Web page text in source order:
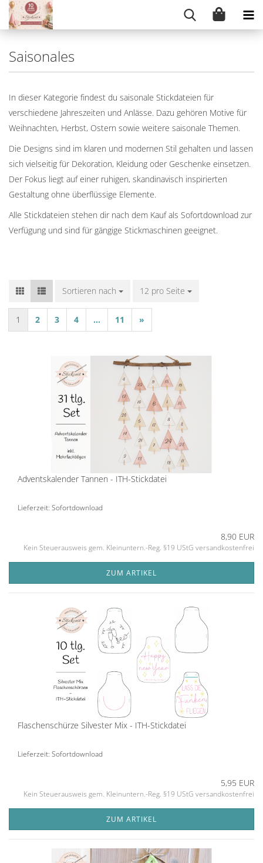
Saisonales
In dieser Kategorie findest du saisonale Stickdateien für
verschiedene Jahreszeiten und Anlässe. Dazu gehören Motive für
Weihnachten, Herbst, Ostern sowie weitere saisonale Themen.
Die Designs sind im klaren und modernen Stil gehalten und lassen
sich vielseitig für Dekoration, Kleidung oder Geschenke einsetzen.
Der Fokus liegt auf einer ruhigen, skandinavisch inspirierten
Gestaltung ohne überflüssige Elemente.
Alle Stickdateien stehen dir nach dem Kauf als Sofortdownload zur
Verfügung und sind für gängige Stickmaschinen geeignet.
Sortieren nach
Sortieren nach 12 pro Seite
pro Seite
1 2 3 4 ... 11 »
Adventskalender Tannen - ITH-Stickdatei
Lieferzeit: Sofortdownload
8,90 EUR
Kein Steuerausweis gem. Kleinuntern.-Reg. §19 UStG versandkostenfrei
ZUM ARTIKEL
Flaschenschürze Silvester Mix - ITH-Stickdatei
Lieferzeit: Sofortdownload
5,95 EUR
Kein Steuerausweis gem. Kleinuntern.-Reg. §19 UStG versandkostenfrei
ZUM ARTIKEL